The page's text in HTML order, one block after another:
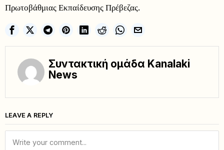
Πρωτοβάθμιας Εκπαίδευσης Πρέβεζας.
Συντακτική ομάδα Kanalaki
News
LEAVE A REPLY